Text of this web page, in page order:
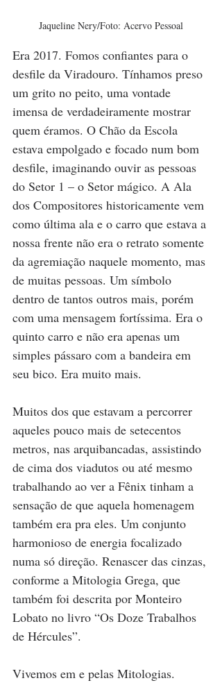
Jaqueline Nery/Foto: Acervo Pessoal
Era 2017. Fomos confiantes para o
desfile da Viradouro. Tínhamos preso
um grito no peito, uma vontade
imensa de verdadeiramente mostrar
quem éramos. O Chão da Escola
estava empolgado e focado num bom
desfile, imaginando ouvir as pessoas
do Setor 1 – o Setor mágico. A Ala
dos Compositores historicamente vem
como última ala e o carro que estava a
nossa frente não era o retrato somente
da agremiação naquele momento, mas
de muitas pessoas. Um símbolo
dentro de tantos outros mais, porém
com uma mensagem fortíssima. Era o
quinto carro e não era apenas um
simples pássaro com a bandeira em
seu bico. Era muito mais.
Muitos dos que estavam a percorrer
aqueles pouco mais de setecentos
metros, nas arquibancadas, assistindo
de cima dos viadutos ou até mesmo
trabalhando ao ver a Fênix tinham a
sensação de que aquela homenagem
também era pra eles. Um conjunto
harmonioso de energia focalizado
numa só direção. Renascer das cinzas,
conforme a Mitologia Grega, que
também foi descrita por Monteiro
Lobato no livro “Os Doze Trabalhos
de Hércules”.
Vivemos em e pelas Mitologias.